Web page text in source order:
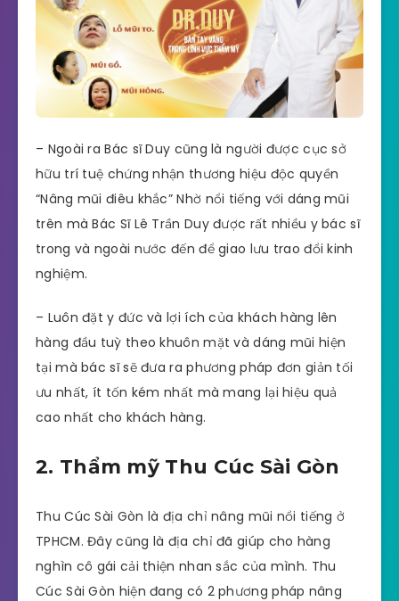
– Ngoài ra Bác sĩ Duy cũng là người được cục sở
hữu trí tuệ chứng nhận thương hiệu độc quyền
“Nâng mũi điêu khắc” Nhờ nổi tiếng với dáng mũi
trên mà Bác Sĩ Lê Trần Duy được rất nhiều y bác sĩ
trong và ngoài nước đến để giao lưu trao đổi kinh
nghiệm.
– Luôn đặt y đức và lợi ích của khách hàng lên
hàng đầu tuỳ theo khuôn mặt và dáng mũi hiện
tại mà bác sĩ sẽ đưa ra phương pháp đơn giản tối
ưu nhất, ít tốn kém nhất mà mang lại hiệu quả
cao nhất cho khách hàng.
2. Thẩm mỹ Thu Cúc Sài Gòn
Thu Cúc Sài Gòn là địa chỉ nâng mũi nổi tiếng ở
TPHCM. Đây cũng là địa chỉ đã giúp cho hàng
nghìn cô gái cải thiện nhan sắc của mình. Thu
Cúc Sài Gòn hiện đang có 2 phương pháp nâng